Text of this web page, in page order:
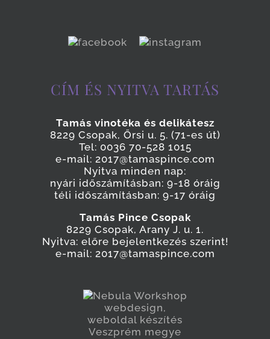
CÍM ÉS NYITVA TARTÁS
Tamás vinotéka és delikátesz
8229 Csopak, Őrsi u. 5. (71-es út)
Tel: 0036 70-528 1015
e-mail: 2017@tamaspince.com
Nyitva minden nap:
nyári időszámításban: 9-18 óráig
téli időszámításban: 9-17 óráig
Tamás Pince Csopak
8229 Csopak, Arany J. u. 1.
Nyitva: előre bejelentkezés szerint!
e-mail: 2017@tamaspince.com